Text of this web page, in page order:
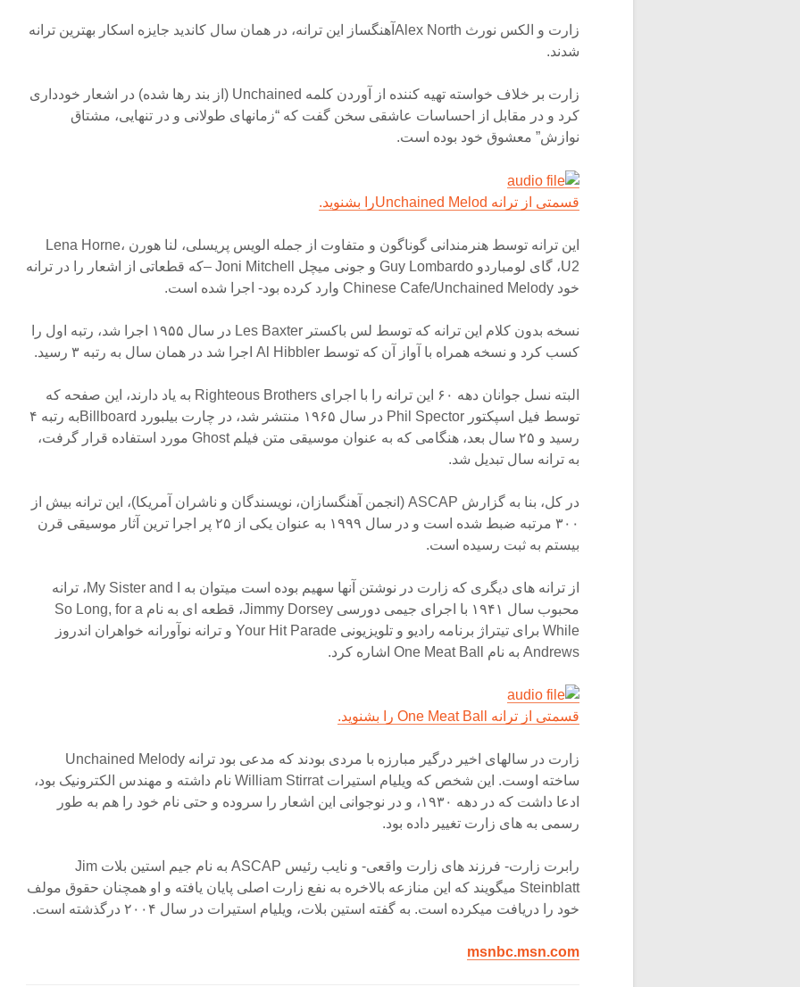
زارت و الکس نورث Alex Northآهنگساز این ترانه، در همان سال کاندید جایزه اسکار بهترین ترانه
شدند.
زارت بر خلاف خواسته تهیه کننده از آوردن کلمه Unchained (از بند رها شده) در اشعار خودداری
کرد و در مقابل از احساسات عاشقی سخن گفت که “زمانهای طولانی و در تنهایی، مشتاق
نوازش” معشوق خود بوده است.
قسمتی از ترانه Unchained Melodرا بشنوید.
این ترانه توسط هنرمندانی گوناگون و متفاوت از جمله الویس پریسلی، لنا هورن Lena Horne،
U2، گای لومباردو Guy Lombardo و جونی میچل Joni Mitchell –که قطعاتی از اشعار را در ترانه
خود Chinese Cafe/Unchained Melody وارد کرده بود- اجرا شده است.
نسخه بدون کلام این ترانه که توسط لس باکستر Les Baxter در سال ۱۹۵۵ اجرا شد، رتبه اول را
کسب کرد و نسخه همراه با آواز آن که توسط Al Hibbler اجرا شد در همان سال به رتبه ۳ رسید.
البته نسل جوانان دهه ۶۰ این ترانه را با اجرای Righteous Brothers به یاد دارند، این صفحه که
توسط فیل اسپکتور Phil Spector در سال ۱۹۶۵ منتشر شد، در چارت بیلبورد Billboardبه رتبه ۴
رسید و ۲۵ سال بعد، هنگامی که به عنوان موسیقی متن فیلم Ghost مورد استفاده قرار گرفت،
به ترانه سال تبدیل شد.
در کل، بنا به گزارش ASCAP (انجمن آهنگسازان، نویسندگان و ناشران آمریکا)، این ترانه بیش از
۳۰۰ مرتبه ضبط شده است و در سال ۱۹۹۹ به عنوان یکی از ۲۵ پر اجرا ترین آثار موسیقی قرن
بیستم به ثبت رسیده است.
از ترانه های دیگری که زارت در نوشتن آنها سهیم بوده است میتوان به My Sister and I، ترانه
محبوب سال ۱۹۴۱ با اجرای جیمی دورسی Jimmy Dorsey، قطعه ای به نام So Long, for a
While برای تیتراژ برنامه رادیو و تلویزیونی Your Hit Parade و ترانه نوآورانه خواهران اندروز
Andrews به نام One Meat Ball اشاره کرد.
قسمتی از ترانه One Meat Ball را بشنوید.
زارت در سالهای اخیر درگیر مبارزه با مردی بودند که مدعی بود ترانه Unchained Melody
ساخته اوست. این شخص که ویلیام استیرات William Stirrat نام داشته و مهندس الکترونیک بود،
ادعا داشت که در دهه ۱۹۳۰، و در نوجوانی این اشعار را سروده و حتی نام خود را هم به طور
رسمی به های زارت تغییر داده بود.
رابرت زارت- فرزند های زارت واقعی- و نایب رئیس ASCAP به نام جیم استین بلات Jim
Steinblatt میگویند که این منازعه بالاخره به نفع زارت اصلی پایان یافته و او همچنان حقوق مولف
خود را دریافت میکرده است. به گفته استین بلات، ویلیام استیرات در سال ۲۰۰۴ درگذشته است.
msnbc.msn.com